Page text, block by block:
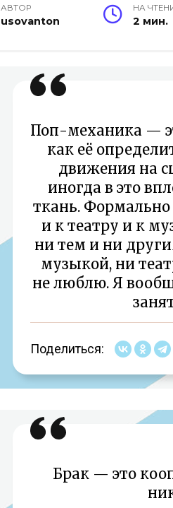
АВТОР
usovanton
НА
2 мин.
Поп-механика —
как её
движения на
иногда в это
ткань.
и к театру и к
ни тем и ни
музыкой, ни
не люблю. Я
Поделиться:
Брак — это